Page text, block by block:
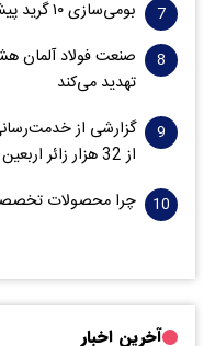
بومی‌سازی ۱۰ گرید پیشرفته در فولاد مبارکه
صنعت فولاد آلمان
تهدید می‌کند
گزارشی از
از 32 هزار زائر اربعین حسینی
چرا محصولات
آخرین اخبار